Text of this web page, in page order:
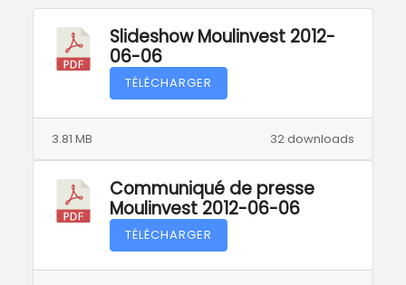
Slideshow Moulinvest 2012-
06-06
TÉLÉCHARGER
32 downloads
3.81 MB
Communiqué de presse
Moulinvest 2012-06-06
TÉLÉCHARGER